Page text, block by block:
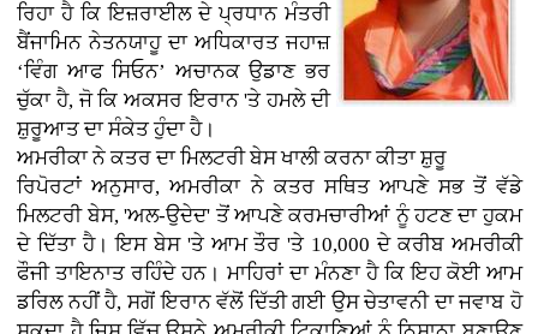
ਰਿਹਾ ਹੈ ਕਿ ਇਜ਼ਰਾਈਲ ਦੇ ਪ੍ਰਧਾਨ ਮੰਤਰੀ
ਬੈਂਜਾਮਿਨ ਨੇਤਨਯਾਹੂ ਦਾ ਅਧਿਕਾਰਤ ਜਹਾਜ਼
‘ਵਿੰਗ ਆਫ ਸਿਓਨ’ ਅਚਾਨਕ ਉਡਾਣ ਭਰ
ਚੁੱਕਾ ਹੈ, ਜੋ ਕਿ ਅਕਸਰ ਇਰਾਨ 'ਤੇ ਹਮਲੇ ਦੀ
ਸ਼ੁਰੂਆਤ ਦਾ ਸੰਕੇਤ ਹੁੰਦਾ ਹੈ।
ਅਮਰੀਕਾ ਨੇ ਕਤਰ ਦਾ ਮਿਲਟਰੀ ਬੇਸ ਖਾਲੀ ਕਰਨਾ ਕੀਤਾ ਸ਼ੁਰੂ
ਰਿਪੋਰਟਾਂ ਅਨੁਸਾਰ, ਅਮਰੀਕਾ ਨੇ ਕਤਰ ਸਥਿਤ ਆਪਣੇ ਸਭ ਤੋਂ ਵੱਡੇ
ਮਿਲਟਰੀ ਬੇਸ, 'ਅਲ-ਉਦੇਦ' ਤੋਂ ਆਪਣੇ ਕਰਮਚਾਰੀਆਂ ਨੂੰ ਹਟਣ ਦਾ ਹੁਕਮ
ਦੇ ਦਿੱਤਾ ਹੈ। ਇਸ ਬੇਸ 'ਤੇ ਆਮ ਤੌਰ 'ਤੇ 10,000 ਦੇ ਕਰੀਬ ਅਮਰੀਕੀ
ਫੌਜੀ ਤਾਇਨਾਤ ਰਹਿੰਦੇ ਹਨ। ਮਾਹਿਰਾਂ ਦਾ ਮੰਨਣਾ ਹੈ ਕਿ ਇਹ ਕੋਈ ਆਮ
ਡਰਿਲ ਨਹੀਂ ਹੈ, ਸਗੋਂ ਇਰਾਨ ਵੱਲੋਂ ਦਿੱਤੀ ਗਈ ਉਸ ਚੇਤਾਵਨੀ ਦਾ ਜਵਾਬ ਹੋ